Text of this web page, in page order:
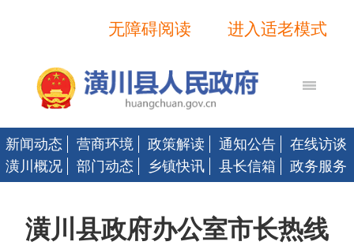
进入适老模式
无障碍阅读
新闻动态 营商环境 政策解读 通知公告
在线访谈
潢川概况
部门动态 乡镇快讯 县长信箱 政务服务
潢川县政府办公室市长热线